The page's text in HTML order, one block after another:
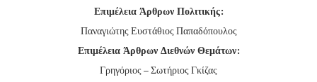
Επιμέλεια Άρθρων Πολιτικής:
Παναγιώτης Ευστάθιος Παπαδόπουλος
Επιμέλεια Άρθρων Διεθνών Θεμάτων:
Γρηγόριος – Σωτήριος Γκίζας